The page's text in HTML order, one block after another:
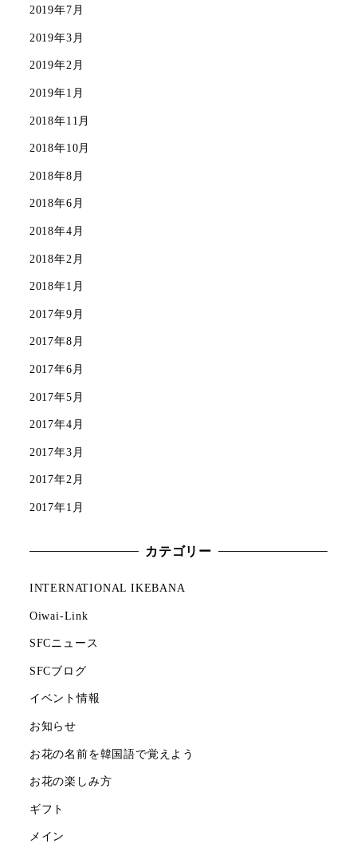
2019年7月
2019年3月
2019年2月
2019年1月
2018年11月
2018年10月
2018年8月
2018年6月
2018年4月
2018年2月
2018年1月
2017年9月
2017年8月
2017年6月
2017年5月
2017年4月
2017年3月
2017年2月
2017年1月
カテゴリー
INTERNATIONAL IKEBANA
Oiwai-Link
SFCニュース
SFCブログ
イベント情報
お知らせ
お花の名前を韓国語で覚えよう
お花の楽しみ方
ギフト
メイン